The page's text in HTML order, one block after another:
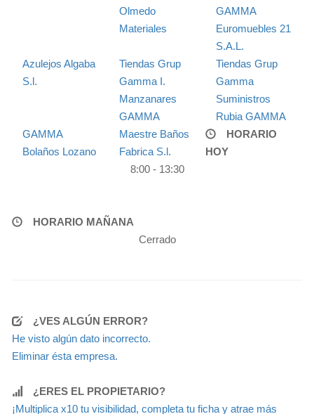
Olmedo
Materiales
GAMMA
Euromuebles 21
S.A.L.
Azulejos Algaba
S.l.
Tiendas Grup
Gamma I.
Manzanares
GAMMA
Tiendas Grup
Gamma
Suministros
Rubia GAMMA
GAMMA
Bolaños Lozano
Maestre Baños
Fabrica S.l.
HORARIO
HOY
8:00 - 13:30
HORARIO MAÑANA
Cerrado
¿VES ALGÚN ERROR?
He visto algún dato incorrecto.
Eliminar ésta empresa.
¿ERES EL PROPIETARIO?
¡Multiplica x10 tu visibilidad, completa tu ficha y atrae más